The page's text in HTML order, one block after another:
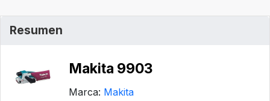
Resumen
Makita 9903
Marca: Makita